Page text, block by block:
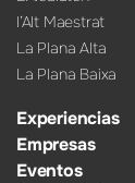
l’Alt Maestrat
La Plana Alta
La Plana Baixa
Experiencias
Empresas
Eventos